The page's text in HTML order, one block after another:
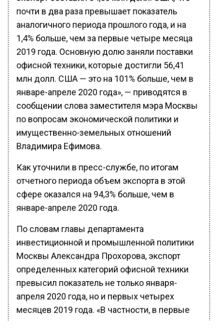
почти в два раза превышает показатель
аналогичного периода прошлого года, и на
1,4% больше, чем за первые четыре месяца
2019 года. Основную долю заняли поставки
офисной техники, которые достигли 56,41
млн долл. США — это на 101% больше, чем в
январе-апреле 2020 года», — приводятся в
сообщении слова заместителя мэра Москвы
по вопросам экономической политики и
имущественно-земельных отношений
Владимира Ефимова.
Как уточнили в пресс-службе, по итогам
отчетного периода объем экспорта в этой
сфере оказался на 94,3% больше, чем в
январе-апреле 2020 года.
По словам главы департамента
инвестиционной и промышленной политики
Москвы Александра Прохорова, экспорт
определенных категорий офисной техники
превысил показатель не только января-
апреля 2020 года, но и первых четырех
месяцев 2019 года. «В частности, в первые